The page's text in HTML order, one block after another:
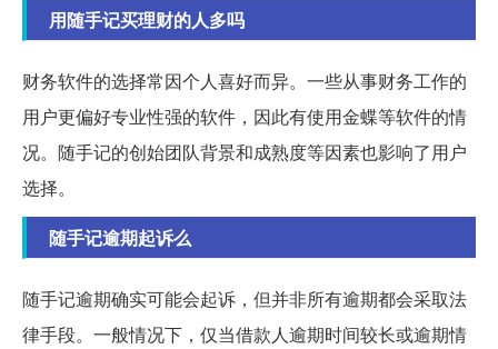
用随手记买理财的人多吗
财务软件的选择常因个人喜好而异。一些从事财务工作的
用户更偏好专业性强的软件，因此有使用金蝶等软件的情
况。随手记的创始团队背景和成熟度等因素也影响了用户
选择。
随手记逾期起诉么
随手记逾期确实可能会起诉，但并非所有逾期都会采取法
律手段。一般情况下，仅当借款人逾期时间较长或逾期情